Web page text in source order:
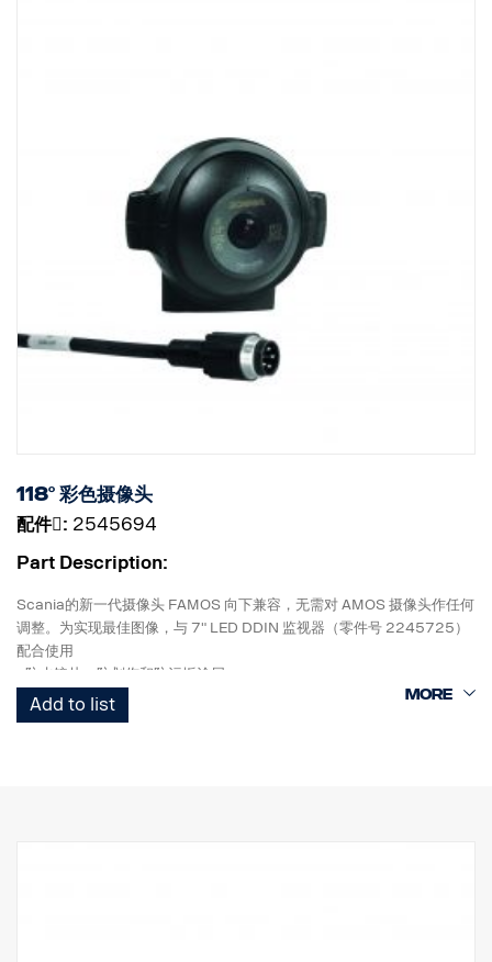
118° 彩色摄像头
配件􀌸: 2545694
Part Description:
Scania的新一代摄像头 FAMOS 向下兼容，无需对 AMOS 摄像头作任何
调整。为实现最佳图像，与 7" LED DDIN 监视器（零件号 2245725）
配合使用
- 防水镜片，防划伤和防污垢涂层
- 新外壳：工业塑料。更好地抵抗污垢和车用油液的污染。
- 使用车用模具充填，极佳的防潮、抗冲击和抗振性能
Add to list